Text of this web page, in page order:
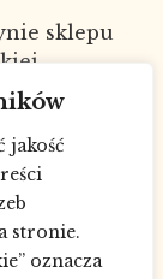
jakość
stronie.
oznacza
sklepu
pod
drogą
.
pomoc w